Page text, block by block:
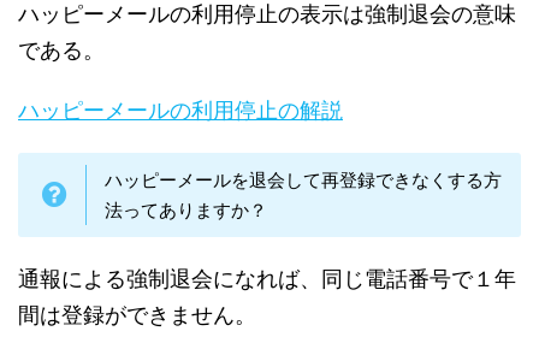
ハッピーメールの利用停止の表示は強制退会の意味
である。
ハッピーメールの利用停止の解説
ハッピーメールを退会して再登録できなくする方
法ってありますか？
通報による強制退会になれば、同じ電話番号で１年
間は登録ができません。